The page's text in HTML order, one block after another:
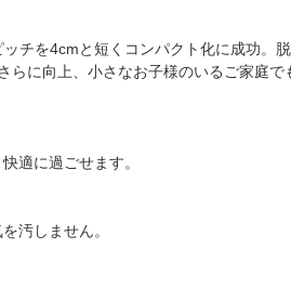
チを4cmと短くコンパクト化に成功。
に向上、小さなお子様のいるご家庭で
適に過ごせます。
汚しません。